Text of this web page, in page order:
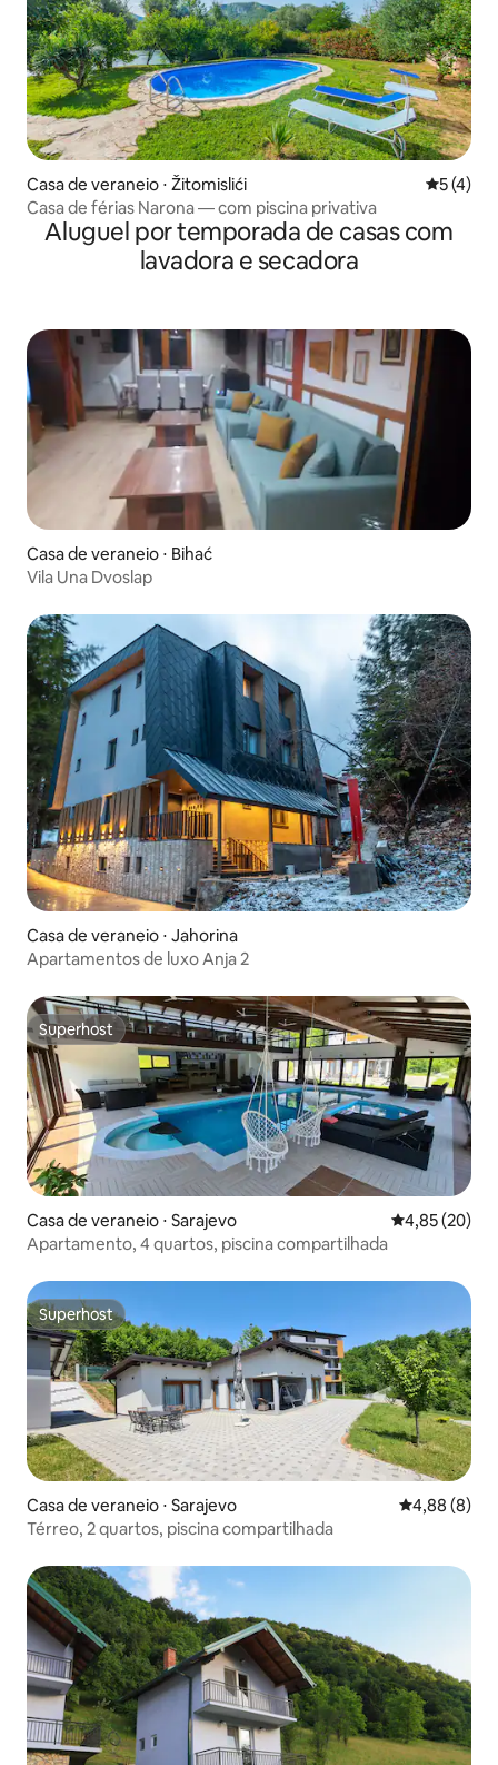
Casa de veraneio ⋅ Žitomislići 5 de
5 (4)
Casa de férias Narona — com piscina privativa
Aluguel por temporada de casas com
lavadora e secadora
Casa de veraneio ⋅ Bihać
Vila Una Dvoslap
Casa de veraneio ⋅ Jahorina
Apartamentos de luxo Anja 2
Superhost
Superhost
Casa de veraneio ⋅ Sarajevo 4,85 de uma
4,85 (20)
Apartamento, 4 quartos, piscina compartilhada
Superhost
Superhost
Casa de veraneio ⋅ Sarajevo 4,88 de uma
4,88 (8)
Térreo, 2 quartos, piscina compartilhada